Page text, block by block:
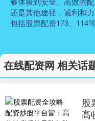
还是其他途径，诚利和
包括股票配资173、114
在线配资网 相关话
股
高